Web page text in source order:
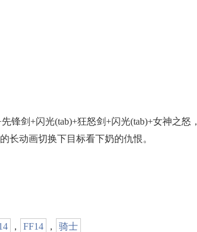
锋剑+闪光(tab)+狂怒剑+闪光(tab)+女神之怒
长动画切换下目标看下奶的仇恨。
， FF14 ， 骑士